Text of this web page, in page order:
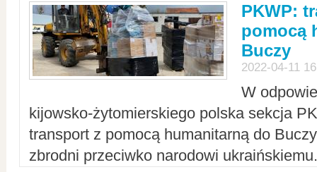
PKWP:
pomocą
Buczy
2022-04-11
W
kijowsko-żytomierskiego polska sekcja
transport z pomocą humanitarną do
zbrodni przeciwko narodowi